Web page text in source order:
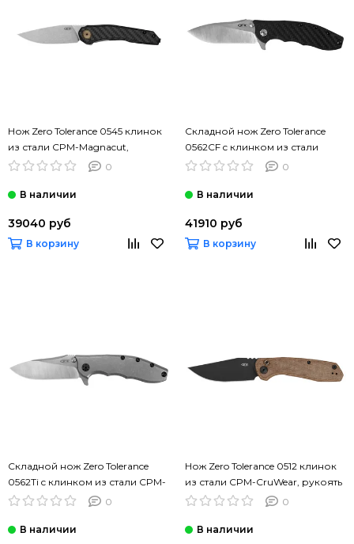
Нож Zero Tolerance 0545 клинок
из стали CPM-Magnacut,
рукоять титан
0
39040 руб
В корзину
Складной нож Zero Tolerance
0562CF c клинком из стали
CPM-20CV, рукоять титан /
0
41910 руб
В корзину
Складной нож Zero Tolerance
0562Ti c клинком из стали CPM-
20CV, рукоять титан0
Нож Zero Tolerance 0512 клинок
из стали CPM-CruWear, рукоять
Micarta/Titanium
0